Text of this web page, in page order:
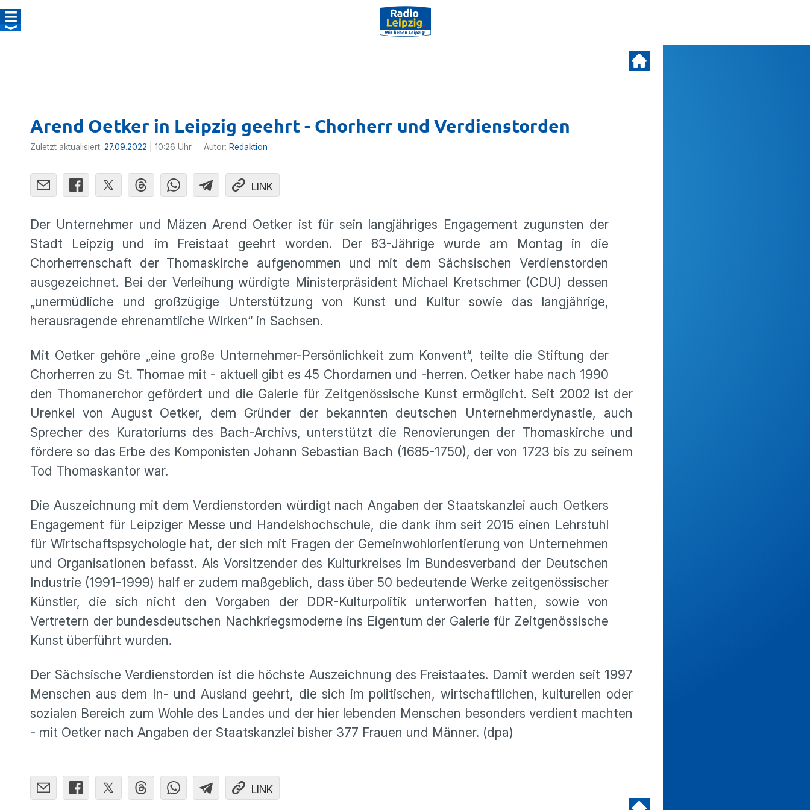
Arend Oetker in Leipzig geehrt - Chorherr und Verdienstorden
Zuletzt aktualisiert: 27.09.2022 | 10:26 Uhr Autor: Redaktion
LINK
Der Unternehmer und Mäzen Arend Oetker ist für sein langjähriges Engagement zugunsten der
Stadt Leipzig und im Freistaat geehrt worden. Der 83-Jährige wurde am Montag in die
Chorherrenschaft der Thomaskirche aufgenommen und mit dem Sächsischen Verdienstorden
ausgezeichnet. Bei der Verleihung würdigte Ministerpräsident Michael Kretschmer (CDU) dessen
„unermüdliche und großzügige Unterstützung von Kunst und Kultur sowie das langjährige,
herausragende ehrenamtliche Wirken“ in Sachsen.
Mit Oetker gehöre „eine große Unternehmer-Persönlichkeit zum Konvent“, teilte die Stiftung der
Chorherren zu St. Thomae mit - aktuell gibt es 45 Chordamen und -herren. Oetker habe nach 1990
den Thomanerchor gefördert und die Galerie für Zeitgenössische Kunst ermöglicht. Seit 2002 ist der
Urenkel von August Oetker, dem Gründer der bekannten deutschen Unternehmerdynastie, auch
Sprecher des Kuratoriums des Bach-Archivs, unterstützt die Renovierungen der Thomaskirche und
fördere so das Erbe des Komponisten Johann Sebastian Bach (1685-1750), der von 1723 bis zu seinem
Tod Thomaskantor war.
Die Auszeichnung mit dem Verdienstorden würdigt nach Angaben der Staatskanzlei auch Oetkers
Engagement für Leipziger Messe und Handelshochschule, die dank ihm seit 2015 einen Lehrstuhl
für Wirtschaftspsychologie hat, der sich mit Fragen der Gemeinwohlorientierung von Unternehmen
und Organisationen befasst. Als Vorsitzender des Kulturkreises im Bundesverband der Deutschen
Industrie (1991-1999) half er zudem maßgeblich, dass über 50 bedeutende Werke zeitgenössischer
Künstler, die sich nicht den Vorgaben der DDR-Kulturpolitik unterworfen hatten, sowie von
Vertretern der bundesdeutschen Nachkriegsmoderne ins Eigentum der Galerie für Zeitgenössische
Kunst überführt wurden.
Der Sächsische Verdienstorden ist die höchste Auszeichnung des Freistaates. Damit werden seit 1997
Menschen aus dem In- und Ausland geehrt, die sich im politischen, wirtschaftlichen, kulturellen oder
sozialen Bereich zum Wohle des Landes und der hier lebenden Menschen besonders verdient machten
- mit Oetker nach Angaben der Staatskanzlei bisher 377 Frauen und Männer. (dpa)
LINK